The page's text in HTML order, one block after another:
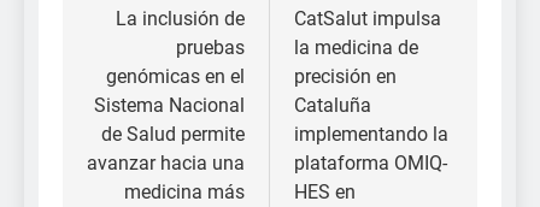
de
entradas
La inclusión de
pruebas
genómicas en el
Sistema Nacional
de Salud permite
avanzar hacia una
medicina más
CatSalut impulsa
la medicina de
precisión en
Cataluña
implementando la
plataforma OMIQ-
HES en